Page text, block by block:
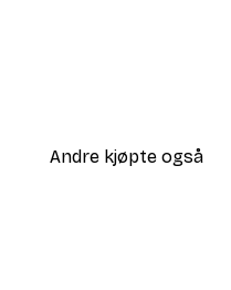
Andre kjøpte også